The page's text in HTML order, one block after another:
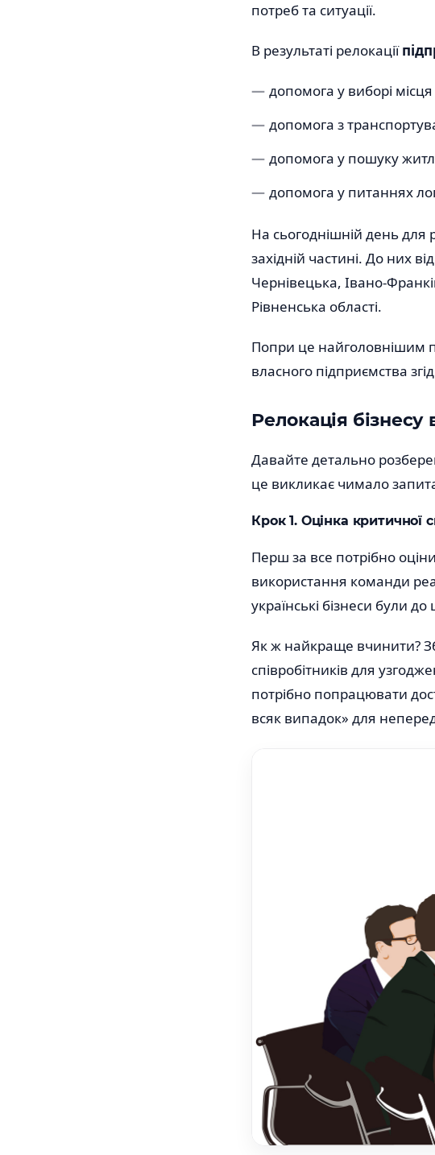
потреб та ситуації.
В результаті релокації
допомога у виборі місця
допомога з
допомога у пошуку
допомога у питаннях
На сьогоднішній день для
західній частині. До них
Чернівецька, Івано-
Рівненська області.
Попри це найголовнішим
власного підприємства
Релокація бізнесу
Давайте детально
це викликає чимало
Крок 1. Оцінка критичної
Перш за все потрібно
використання команди
українські бізнеси були до
Як ж найкраще вчинити?
співробітників для
потрібно попрацювати
всяк випадок» для